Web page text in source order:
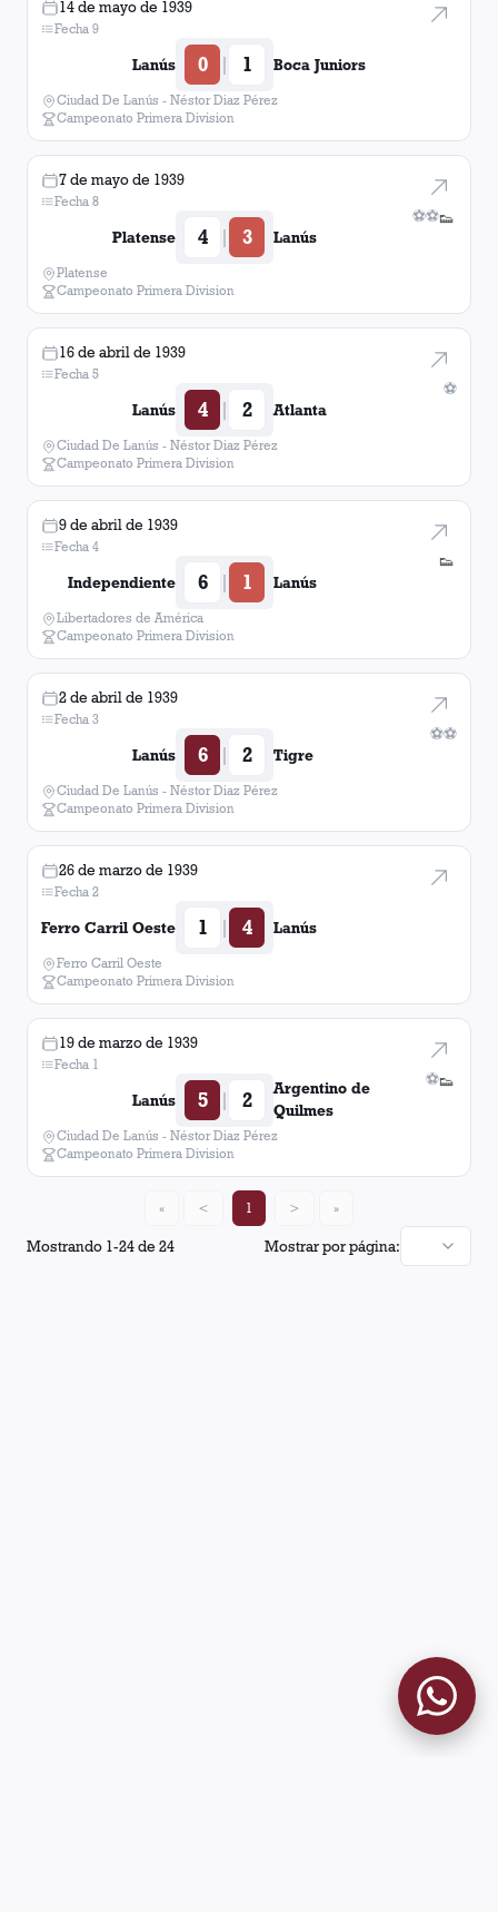
14 de mayo de 1939
Fecha 9
Lanús 0 | 1 Boca Juniors
Ciudad De Lanús - Néstor Diaz Pérez
Campeonato Primera Division
⚽⚽👟
7 de mayo de 1939
Fecha 8
Platense 4 | 3 Lanús
Platense
Campeonato Primera Division
⚽
16 de abril de 1939
Fecha 5
Lanús 4 | 2 Atlanta
Ciudad De Lanús - Néstor Diaz Pérez
Campeonato Primera Division
👟
9 de abril de 1939
Fecha 4
Independiente 6 | 1 Lanús
Libertadores de América
Campeonato Primera Division
⚽⚽
2 de abril de 1939
Fecha 3
Lanús 6 | 2 Tigre
Ciudad De Lanús - Néstor Diaz Pérez
Campeonato Primera Division
26 de marzo de 1939
Fecha 2
Ferro Carril Oeste 1 | 4 Lanús
Ferro Carril Oeste
Campeonato Primera Division
⚽👟
19 de marzo de 1939
Fecha 1
Lanús 5 | 2
Argentino de
Quilmes
Ciudad De Lanús - Néstor Diaz Pérez
Campeonato Primera Division
Mostrando 1-24de24 Mostrar por página:
« < 1 > »